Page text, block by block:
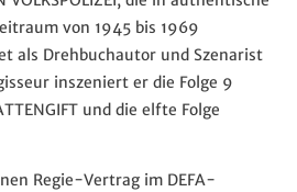
von 1945 bis 1969
als Drehbuchautor und Szenarist
inszeniert er die Folge 9
und die elfte Folge
Regie-Vertrag im DEFA-